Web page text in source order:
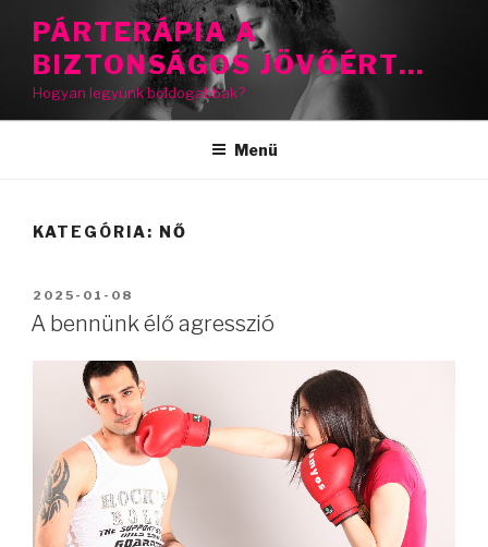
Tartalomhoz
PÁRTERÁPIA A
BIZTONSÁGOS JÖVŐÉRT…
Hogyan legyünk boldogabbak?
Menü
KATEGÓRIA: NŐ
BEKÜLDVE:
2025-01-08
A bennünk élő agresszió